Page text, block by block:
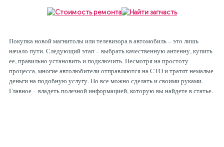
Покупка новой магнитолы или телевизора в автомобиль – это лишь
начало пути. Следующий этап – выбрать качественную антенну, купить
ее, правильно установить и подключить. Несмотря на простоту
процесса, многие автолюбители отправляются на СТО и тратят немалые
деньги на подобную услугу. Но все можно сделать и своими руками.
Главное – владеть полезной информацией, которую вы найдете в статье.